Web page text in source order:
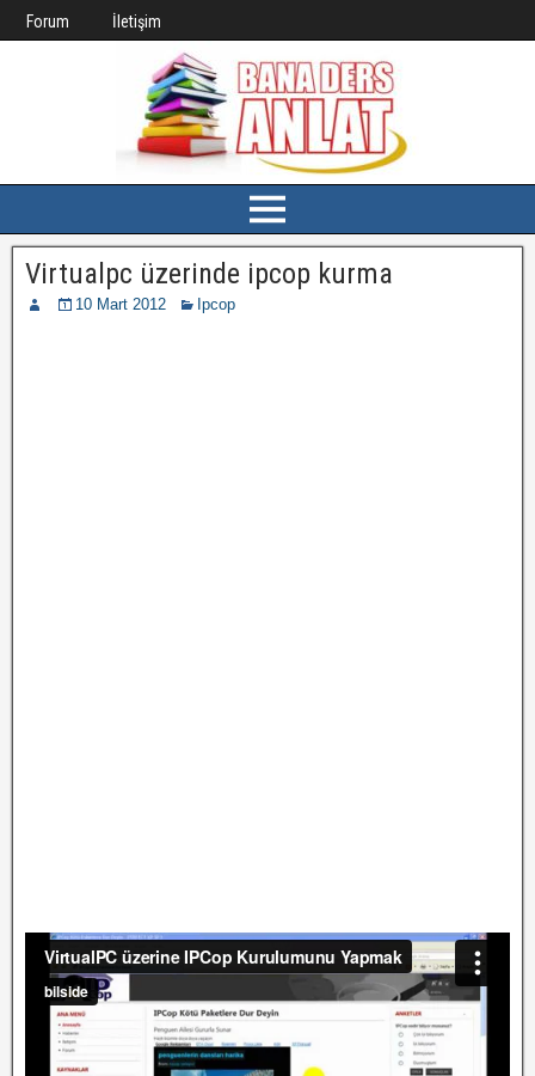
Forum İletişim
Virtualpc üzerinde ipcop kurma
10 Mart 2012 Ipcop